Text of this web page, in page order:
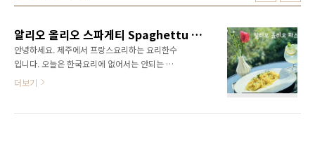
알리오 올리오 스파게티 Spaghettu aglio olio 이보다 더 쉬울 순 없다!
안녕하세요. 제주에서 프랑스요리하는 요리한수
입니다. 오늘은 한국요리에 없어서는 안되는 마
늘을 이용한 오일 파스타를 만들려고 합니다. 알
더보기